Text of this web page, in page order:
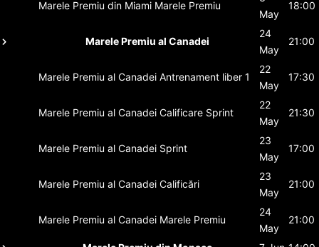
Marele Premiu din Miami Marele Premiu
May
18:00
Marele Premiu al Canadei
24
May
21:00
Marele Premiu al Canadei Antrenament liber 1
22
May
17:30
Marele Premiu al Canadei Calificare Sprint
22
May
21:30
Marele Premiu al Canadei Sprint
23
May
17:00
Marele Premiu al Canadei Calificări
23
May
21:00
Marele Premiu al Canadei Marele Premiu
24
May
21:00